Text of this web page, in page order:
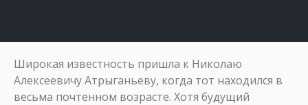
Широкая известность пришла к Николаю
Алексеевичу Атрыганьеву, когда тот находился в
весьма почтенном возрасте. Хотя будущий